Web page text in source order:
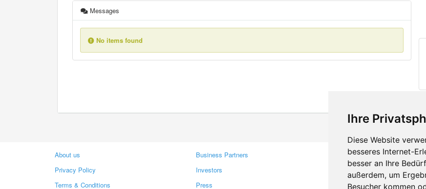
Ihre
Diese Website
besseres Internet-
besser an Ihre
außerdem, um
Besucher kommen
Messages
No items found
About us
Privacy Policy
Terms & Conditions
Business Partners
Investors
Press
Contacts
Feedback
Report A Bug